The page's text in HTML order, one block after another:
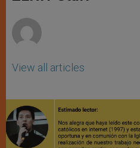
View all articles